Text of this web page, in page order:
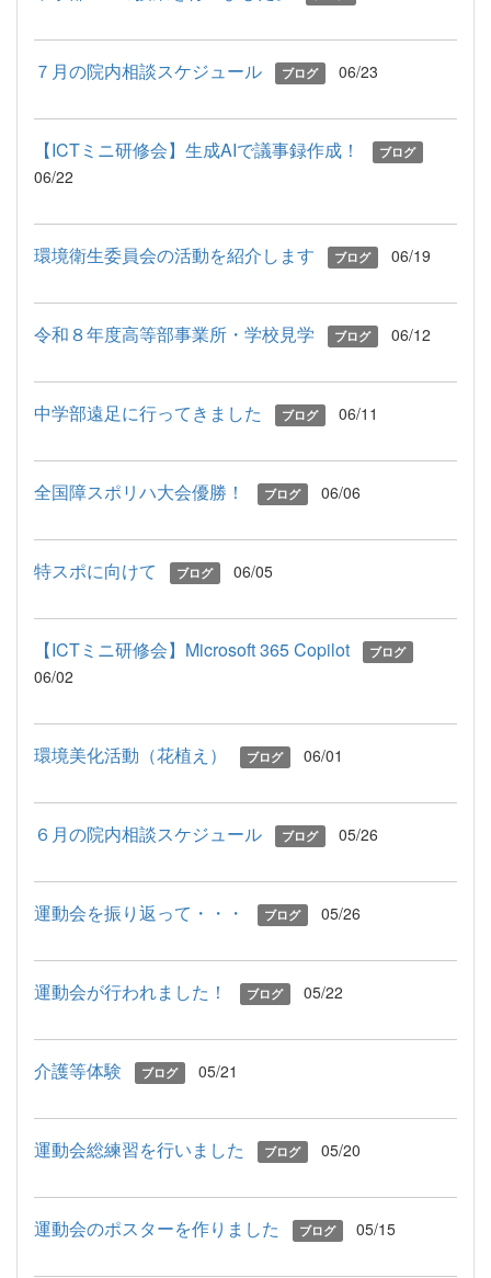
７月の院内相談スケジュール ブログ 06/23
【ICTミニ研修会】生成AIで議事録作成！ ブログ
06/22
環境衛生委員会の活動を紹介します ブログ 06/19
令和８年度高等部事業所・学校見学 ブログ 06/12
中学部遠足に行ってきました ブログ 06/11
全国障スポリハ大会優勝！ ブログ 06/06
特スポに向けて ブログ 06/05
【ICTミニ研修会】Microsoft 365 Copilot ブログ
06/02
環境美化活動（花植え） ブログ 06/01
６月の院内相談スケジュール ブログ 05/26
運動会を振り返って・・・ ブログ 05/26
運動会が行われました！ ブログ 05/22
介護等体験 ブログ 05/21
運動会総練習を行いました ブログ 05/20
運動会のポスターを作りました ブログ 05/15